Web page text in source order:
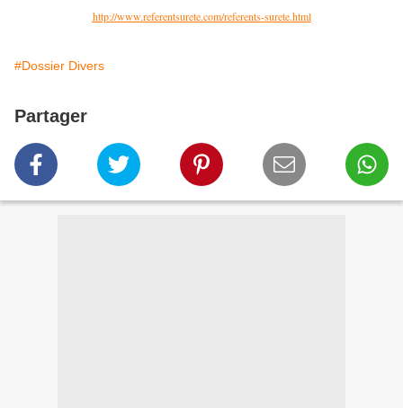
http://www.referentsurete.com/referents-surete.html
#Dossier Divers
Partager